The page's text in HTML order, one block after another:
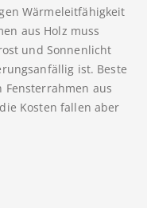
Wärmeleitfähigkeit
aus Holz muss
und Sonnenlicht
ist. Beste
aus
Kosten fallen aber